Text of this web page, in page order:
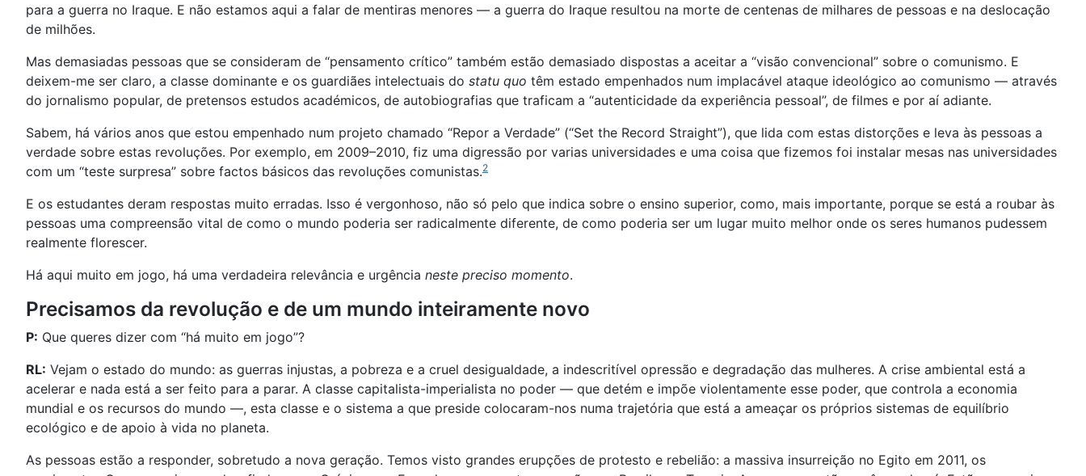
para a guerra no Iraque. E não estamos aqui a falar de mentiras menores — a guerra do Iraque resultou na morte de centenas de milhares de pessoas e na deslocação
de milhões.
Mas demasiadas pessoas que se consideram de “pensamento crítico” também estão demasiado dispostas a aceitar a “visão convencional” sobre o comunismo. E
deixem-me ser claro, a classe dominante e os guardiães intelectuais do statu quo têm estado empenhados num implacável ataque ideológico ao comunismo — através
do jornalismo popular, de pretensos estudos académicos, de autobiografias que traficam a “autenticidade da experiência pessoal”, de filmes e por aí adiante.
Sabem, há vários anos que estou empenhado num projeto chamado “Repor a Verdade” (“Set the Record Straight”), que lida com estas distorções e leva às pessoas a
verdade sobre estas revoluções. Por exemplo, em 2009–2010, fiz uma digressão por varias universidades e uma coisa que fizemos foi instalar mesas nas universidades
com um “teste surpresa” sobre factos básicos das revoluções comunistas.2
E os estudantes deram respostas muito erradas. Isso é vergonhoso, não só pelo que indica sobre o ensino superior, como, mais importante, porque se está a roubar às
pessoas uma compreensão vital de como o mundo poderia ser radicalmente diferente, de como poderia ser um lugar muito melhor onde os seres humanos pudessem
realmente florescer.
Há aqui muito em jogo, há uma verdadeira relevância e urgência neste preciso momento.
Precisamos da revolução e de um mundo inteiramente novo
P: Que queres dizer com “há muito em jogo”?
RL: Vejam o estado do mundo: as guerras injustas, a pobreza e a cruel desigualdade, a indescritível opressão e degradação das mulheres. A crise ambiental está a
acelerar e nada está a ser feito para a parar. A classe capitalista-imperialista no poder — que detém e impõe violentamente esse poder, que controla a economia
mundial e os recursos do mundo —, esta classe e o sistema a que preside colocaram-nos numa trajetória que está a ameaçar os próprios sistemas de equilíbrio
ecológico e de apoio à vida no planeta.
As pessoas estão a responder, sobretudo a nova geração. Temos visto grandes erupções de protesto e rebelião: a massiva insurreição no Egito em 2011, os